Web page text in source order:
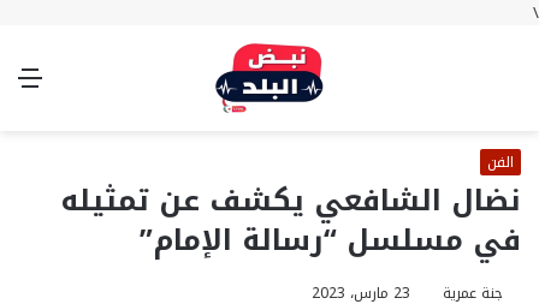
\
الوضع
الفن
نضال الشافعي يكشف عن تمثيله
في مسلسل “رسالة الإمام”
جنة عمرية 23 مارس، 2023